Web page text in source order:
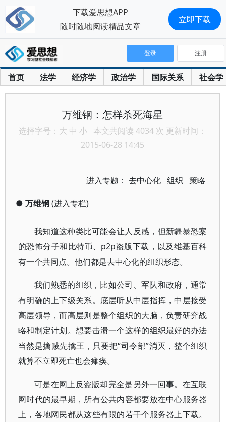
首页 法学 经济学 政治学 国际关系 社会学
登录 注册
万维钢：怎样杀死海星
选择字号： 大 中 小 本文共阅读 4034 次 更新时间：
2015-06-28 14:45
进入专题：去中心化 组织 策略
● 万维钢(进入专栏)
我知道这种类比可能会让人反感，但新疆暴恐案
的恐怖分子和比特币、p2p盗版下载，以及维基百科
有一个共同点。他们都是去中心化的组织形态。
我们熟悉的组织，比如公司、军队和政府，通常
有明确的上下级关系。底层听从中层指挥，中层接受
高层领导，而高层则是整个组织的大脑，负责研究战
略和制定计划。想要击溃一个这样的组织最好的办法
当然是擒贼先擒王，只要把“司令部”消灭，整个组织
就算不立即死亡也会瘫痪。
可是在网上反盗版却完全是另外一回事。在互联
网时代的最早期，所有公共内容都要放在中心服务器
上，各地网民都从这些有限的若干个服务器上下载。
下载爱思想APP
随时随地阅读精品文章
立即下载